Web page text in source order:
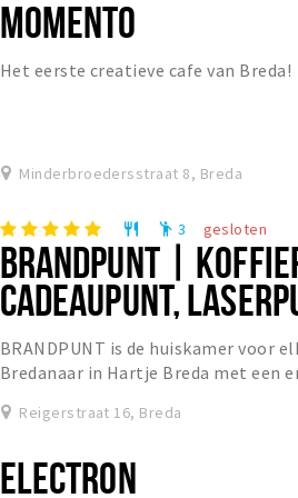
MOMENTO
Het eerste creatieve cafe van Breda!
Minderbroedersstraat 8, Breda
restaurant emoji_people 3 gesloten
BRANDPUNT |
CADEAUPUNT,
VERGADERPUNT
BRANDPUNT is de huiskamer voor
Bredanaar in Hartje Breda met een
Reigerstraat 16, Breda
ELECTRON